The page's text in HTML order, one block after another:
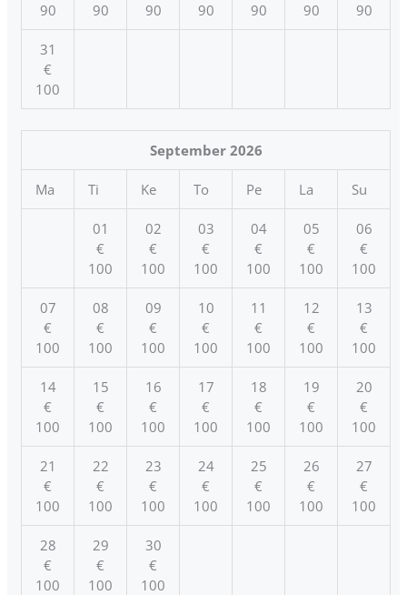
90
90
90
90
90
90
90
31
€
100
September 2026
Ma Ti Ke To Pe La Su
01
€
100
02
€
100
03
€
100
04
€
100
05
€
100
06
€
100
07
€
100
08
€
100
09
€
100
10
€
100
11
€
100
12
€
100
13
€
100
14
€
100
15
€
100
16
€
100
17
€
100
18
€
100
19
€
100
20
€
100
21
€
100
22
€
100
23
€
100
24
€
100
25
€
100
26
€
100
27
€
100
28
€
100
29
€
100
30
€
100